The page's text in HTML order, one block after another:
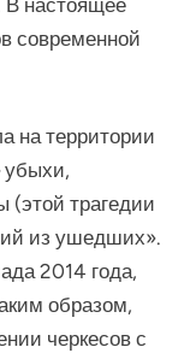
современной
на территории
убыхи,
(этой трагедии
из ушедших».
2014 года,
образом,
черкесов с